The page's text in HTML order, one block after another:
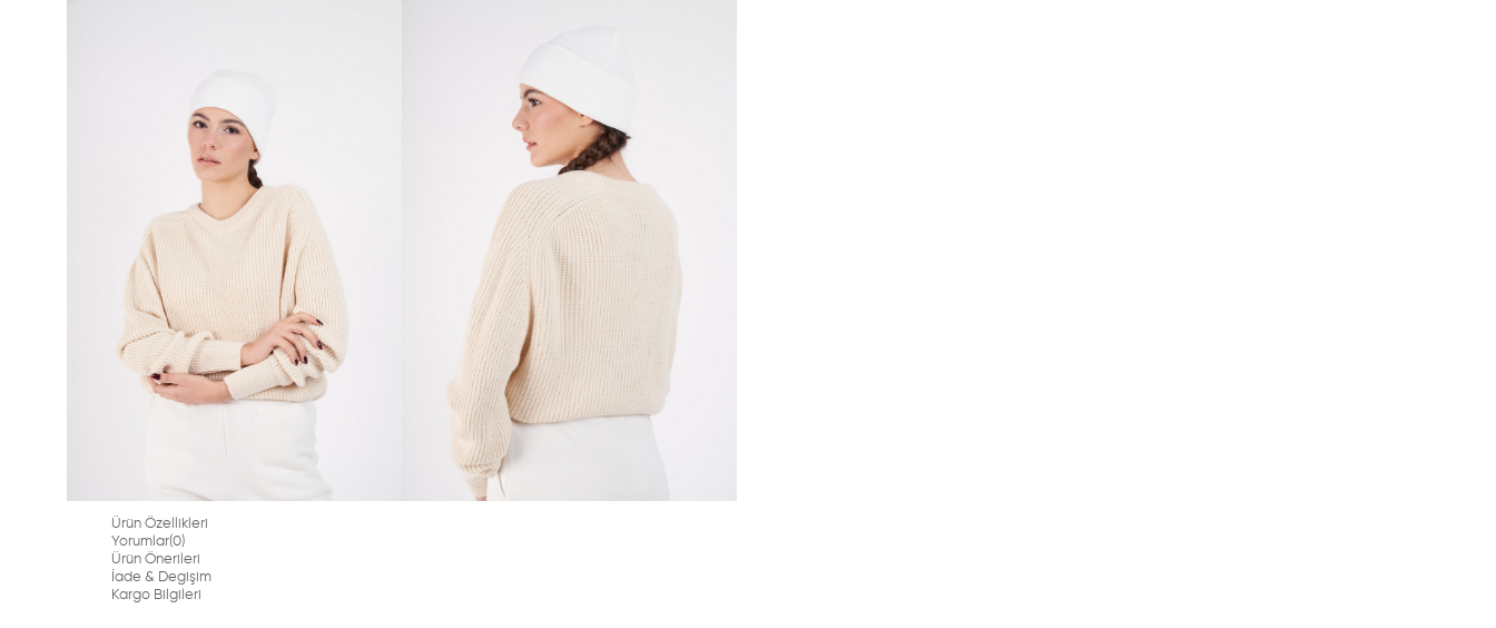
Ürün Özellikleri
Yorumlar(0)
Ürün Önerileri
İade & Degişim
Kargo Bilgileri